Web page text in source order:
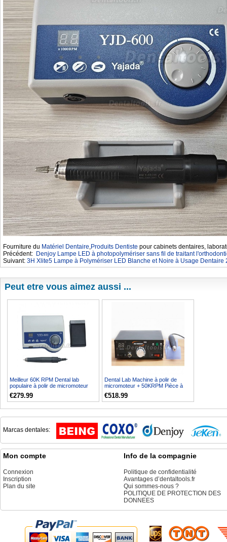
Fourniture du Matériel Dentaire,Produits Dentiste pour cabinets dentaires,
Précédent: Denjoy Lampe LED à photopolymériser sans fil de traitant
Suivant: 3H Xlite5 Lampe à Polymériser LED Blanche et Noire à Usage Dentaire
Peut etre vous aimez aussi ...
Meilleur 60K RPM Dental lab
populaire à polir de micromoteur
YJD-600
€279.99
Dental Lab Machine à polir de
micromoteur + 50KRPM Pièce à
main de Micromoteur d...
€518.99
Marcas dentales:
Mon compte
Connexion
Inscription
Plan du site
Info de la compagnie
Politique de confidentialité
Avantages d’dentaltools.fr
Qui sommes-nous ?
POLITIQUE DE PROTECTION DES
DONNEES